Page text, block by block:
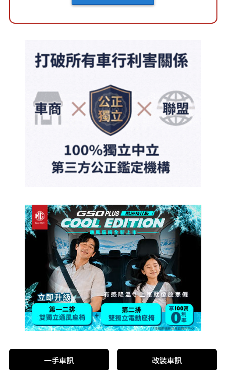
一手車訊 改裝車訊